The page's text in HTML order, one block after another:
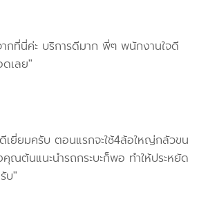
ากที่นี่ค่ะ บริการดีมาก พี่ๆ พนักงานใจดี
เลย"
ดีเยี่ยมครับ ตอนแรกจะใช้4ล้อใหญ่กลัวขน
ณต้นแนะนำรถกระบะก็พอ ทำให้ประหยัด
บ"